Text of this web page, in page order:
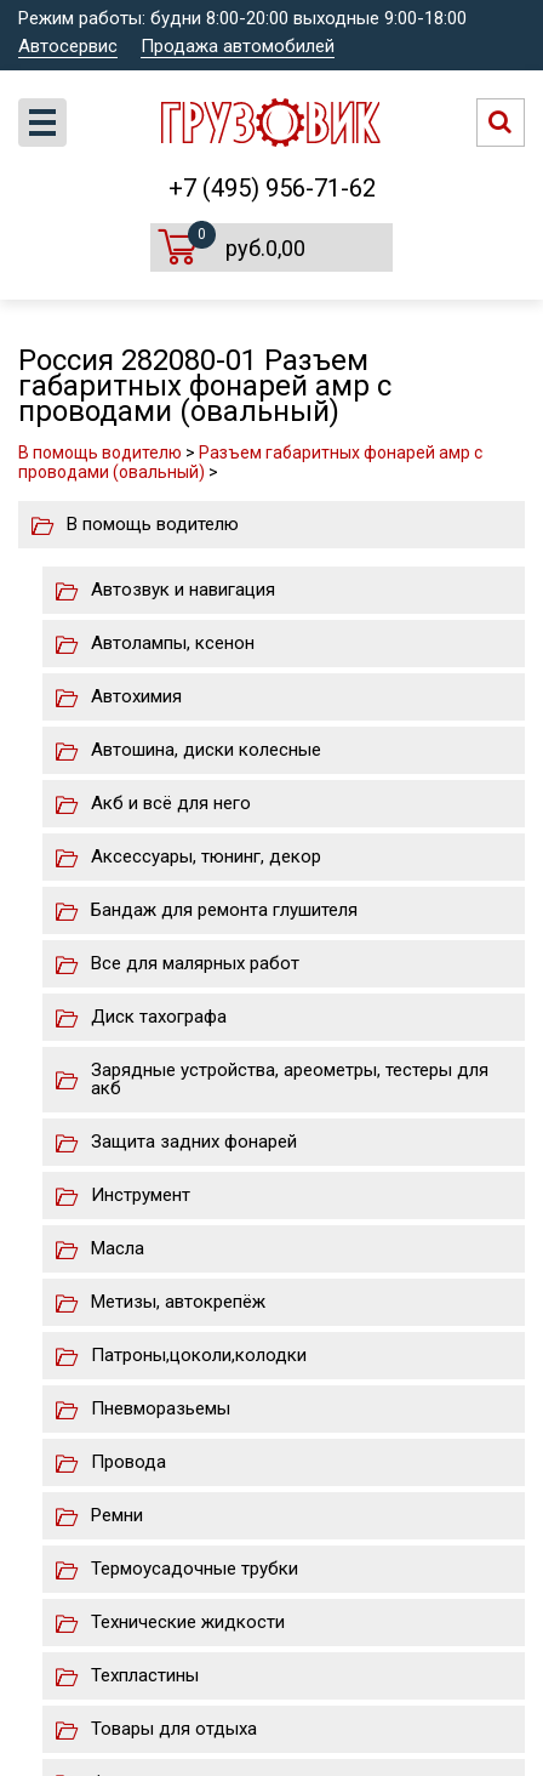
Режим работы: будни 8:00-20:00 выходные 9:00-18:00
Автосервис
Продажа автомобилей
+7 (495) 956-71-62
0
руб.0,00
Россия 282080-01 Разъем
габаритных фонарей амр с
проводами (овальный)
В помощь водителю > Разъем габаритных фонарей амр с
проводами (овальный) >
В помощь водителю
Автозвук и навигация
Автолампы, ксенон
Автохимия
Автошина, диски колесные
Акб и всё для него
Аксессуары, тюнинг, декор
Бандаж для ремонта глушителя
Все для малярных работ
Диск тахографа
Зарядные устройства, ареометры, тестеры для
акб
Защита задних фонарей
Инструмент
Масла
Метизы, автокрепёж
Патроны,цоколи,колодки
Пневморазьемы
Провода
Ремни
Термоусадочные трубки
Технические жидкости
Техпластины
Товары для отдыха